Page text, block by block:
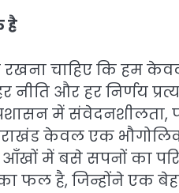
है
चाहिए कि हम
और हर निर्णय
में संवेदनशीलता,
केवल एक
में बसे सपनों का
फल है, जिन्होंने एक